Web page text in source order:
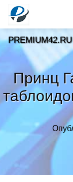
Принц
PREMIUM42.RU
Новости
Тренды
»
Правила »
Контакт»